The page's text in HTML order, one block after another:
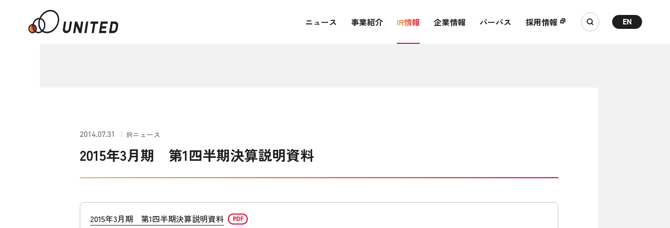
ニュース 事業紹介 IR情報 企業情報 パーパス 採用情報 EN
2014.07.31 IRニュース
2015年3月期 第1四半期決算説明資料
2015年3月期 第1四半期決算説明資料